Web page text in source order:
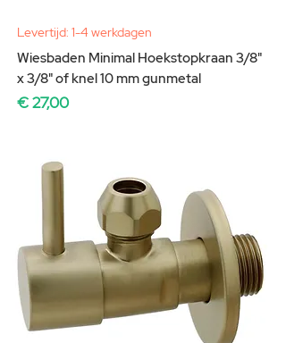
Levertijd: 1-4 werkdagen
Wiesbaden Minimal Hoekstopkraan 3/8"
x 3/8" of knel 10 mm gunmetal
Prijs
€ 27,00